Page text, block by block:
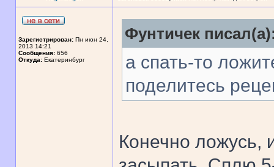
Зарегистрирован: Пн июн 24,
2013 14:21
Сообщения: 656
Откуда: Екатеринбург
Фунтичек
а спать-то
поделитесь
Конечно ложусь,